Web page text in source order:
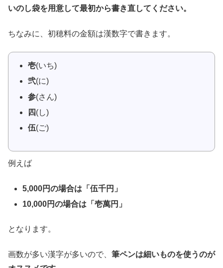
いのし袋を用意して最初から書き直してください。
ちなみに、初穂料の金額は漢数字で書きます。
壱(いち)
弐(に)
参(さん)
四(し)
伍(ご)
例えば
5,000円の場合は「伍千円」
10,000円の場合は「壱萬円」
となります。
画数が多い漢字が多いので、 筆ペンは細いものを使うのが